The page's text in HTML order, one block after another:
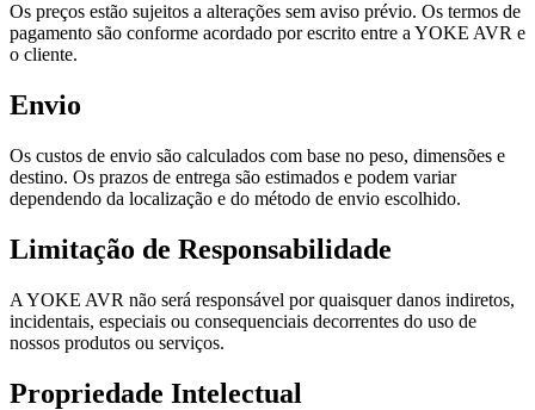
Os preços estão sujeitos a alterações sem aviso prévio. Os termos de
pagamento são conforme acordado por escrito entre a YOKE AVR e
o cliente.
Envio
Os custos de envio são calculados com base no peso, dimensões e
destino. Os prazos de entrega são estimados e podem variar
dependendo da localização e do método de envio escolhido.
Limitação de Responsabilidade
A YOKE AVR não será responsável por quaisquer danos indiretos,
incidentais, especiais ou consequenciais decorrentes do uso de
nossos produtos ou serviços.
Propriedade Intelectual